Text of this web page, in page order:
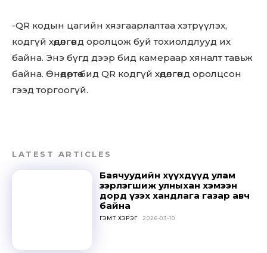
-QR кодын цагийн хязгаарлалтаа хэтрүүлэх,
кодгүй хөдөлгөөнд оролцож буй тохиолдлууд их
байна. Энэ бүгд дээр бид камераар хяналт тавьж
байна. Өнөөдөртөө бид QR кодгүй хөдөлгөөнд оролцсон
гээд торгоогүй.
LATEST ARTICLES
Баячуудийн хүүхдүүд улам
зэрлэгшиж улныхан хэмээн
дорд үзэх хандлага газар авч
байна
ГЭМТ ХЭРЭГ 2026-03-10